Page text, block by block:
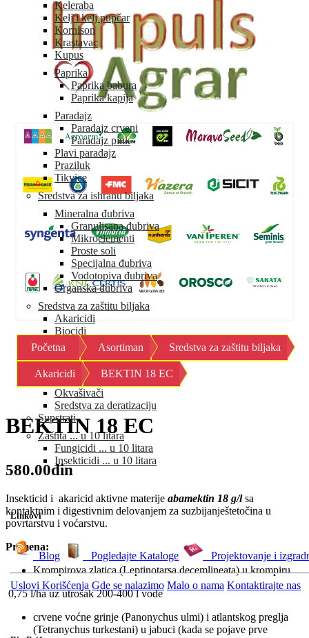
Keleraba
Kelj i kelj pupčar
Kornison
Krastavac
Kupus
Paprika
Paprika babura
Paprika kapija
Paradajz
Paradajz crveni
Paradajz pink
Plavi paradajz
Praziluk
Tikvice
Sredstva za ishranu biljaka
Mineralna đubriva
Granulisana đubriva
Mikroelementi
Proste soli
Specijalna đubriva
Vodotopiva đubriva
Organska đubriva
Sredstva za zaštitu biljaka
Akaricidi
Biocidi
Fungicidi
Herbicidi
Insekticidi
Moluskocidi
Okvašivači
Sredstva za deratizaciju
Supstrati
Zaštita ... u 10 litara
Fungicidi ... u 10 litara
Insekticidi ... u 10 litara
Linkovi
Blog Pogledajte Kataloge Projektovanje i
Uslovi Korišćenja Gde se nalazimo Malo o nama Kontaktirajte nas
Početna Asortiman Sredstva za zaštitu biljaka
Akaricidi BEKTIN 18 EC
BEKTIN 18 EC
580.00din
Insekticid i akaricid aktivne materije abamektin 18 g/lsa
kontaktnim i digestivnim delovanjem za suzbijanještetočina u
povrtarstvu i voćarstvu.
Primena:
Krompirova zlatica (Leptinotarsa decemlineata) u krompiru
0,75 l/ha uz utrošak 200-400 l vode
crvene voćne grinje (Panonychus ulmi) i atlantskog preglja
(Tetranychus turkestani) u jabuci (kada se pojave prve